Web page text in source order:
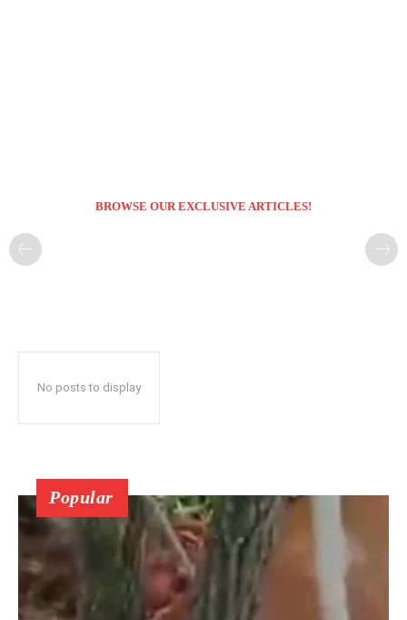
BROWSE OUR EXCLUSIVE ARTICLES!
No posts to display
Popular